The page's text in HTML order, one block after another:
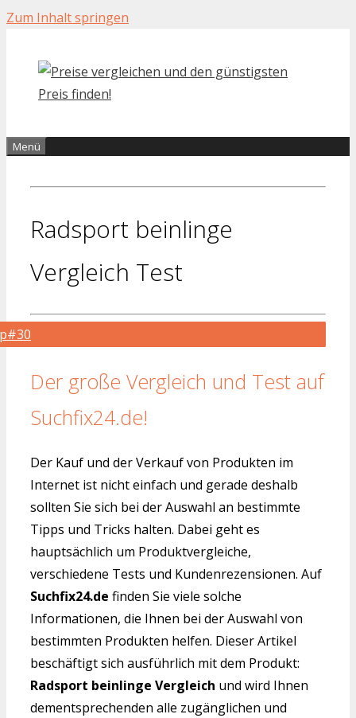
Zum Inhalt springen
Menü
Radsport beinlinge
Vergleich Test
Der große Vergleich und Test auf
Suchfix24.de!
Der Kauf und der Verkauf von Produkten im
Internet ist nicht einfach und gerade deshalb
sollten Sie sich bei der Auswahl an bestimmte
Tipps und Tricks halten. Dabei geht es
hauptsächlich um Produktvergleiche,
verschiedene Tests und Kundenrezensionen. Auf
Suchfix24.de finden Sie viele solche
Informationen, die Ihnen bei der Auswahl von
bestimmten Produkten helfen. Dieser Artikel
beschäftigt sich ausführlich mit dem Produkt:
Radsport beinlinge Vergleich und wird Ihnen
dementsprechenden alle zugänglichen und